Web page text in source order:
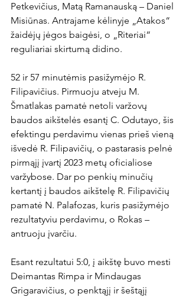
Petkevičius, Matą Ramanauską – Daniel
Misiūnas. Antrajame kėlinyje „Atakos“
žaidėjų jėgos baigėsi, o „Riteriai“
reguliariai skirtumą didino.
52 ir 57 minutėmis pasižymėjo R.
Filipavičius. Pirmuoju atveju M.
Šmatlakas pamatė netoli varžovų
baudos aikštelės esantį C. Odutayo, šis
efektingu perdavimu vienas prieš vieną
išvedė R. Filipavičių, o pastarasis pelnė
pirmąjį įvartį 2023 metų oficialiose
varžybose. Dar po penkių minučių
kertantį į baudos aikštelę R. Filipavičių
pamatė N. Palafozas, kuris pasižymėjo
rezultatyviu perdavimu, o Rokas –
antruoju įvarčiu.
Esant rezultatui 5:0, į aikštę buvo mesti
Deimantas Rimpa ir Mindaugas
Grigaravičius, o penktąjį ir šeštąjį